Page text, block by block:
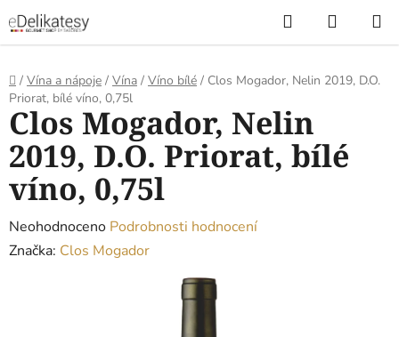
na
obsah
Hledat
KOŠÍK
Domů
/ Vína a nápoje / Vína / Víno bílé / Clos Mogador, Nelin 2019, D.O.
Priorat, bílé víno, 0,75l
Clos Mogador, Nelin
2019, D.O. Priorat, bílé
víno, 0,75l
Průměrné
hodnocení
Neohodnoceno Podrobnosti hodnocení
Značka: Clos Mogador